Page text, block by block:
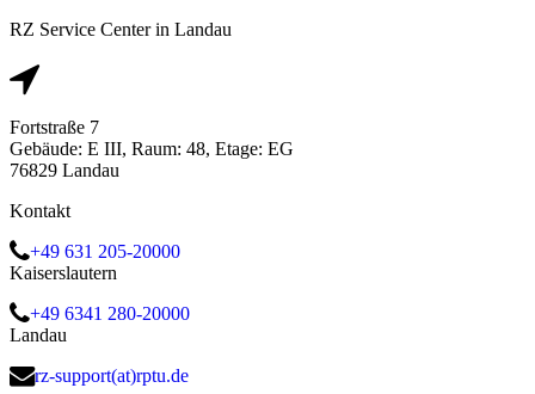
RZ Service Center in Landau
Fortstraße 7
Gebäude: E III, Raum: 48, Etage: EG
76829 Landau
Kontakt
+49 631 205-20000
Kaiserslautern
+49 6341 280-20000
Landau
rz-support(at)rptu.de